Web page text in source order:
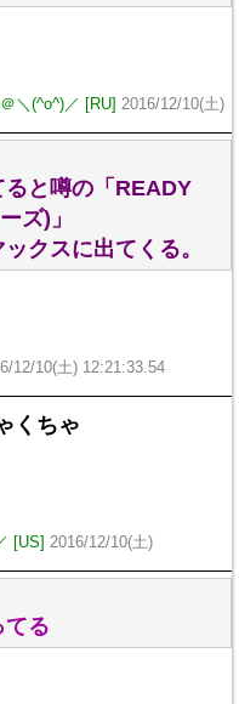
＼(^o^)／ [RU] 2016/12/10(土)
と噂の「READY
ズ)」
クスに出てくる。
12/10(土) 12:21:33.54
くちゃ
[US]
2016/12/10(土)
てる